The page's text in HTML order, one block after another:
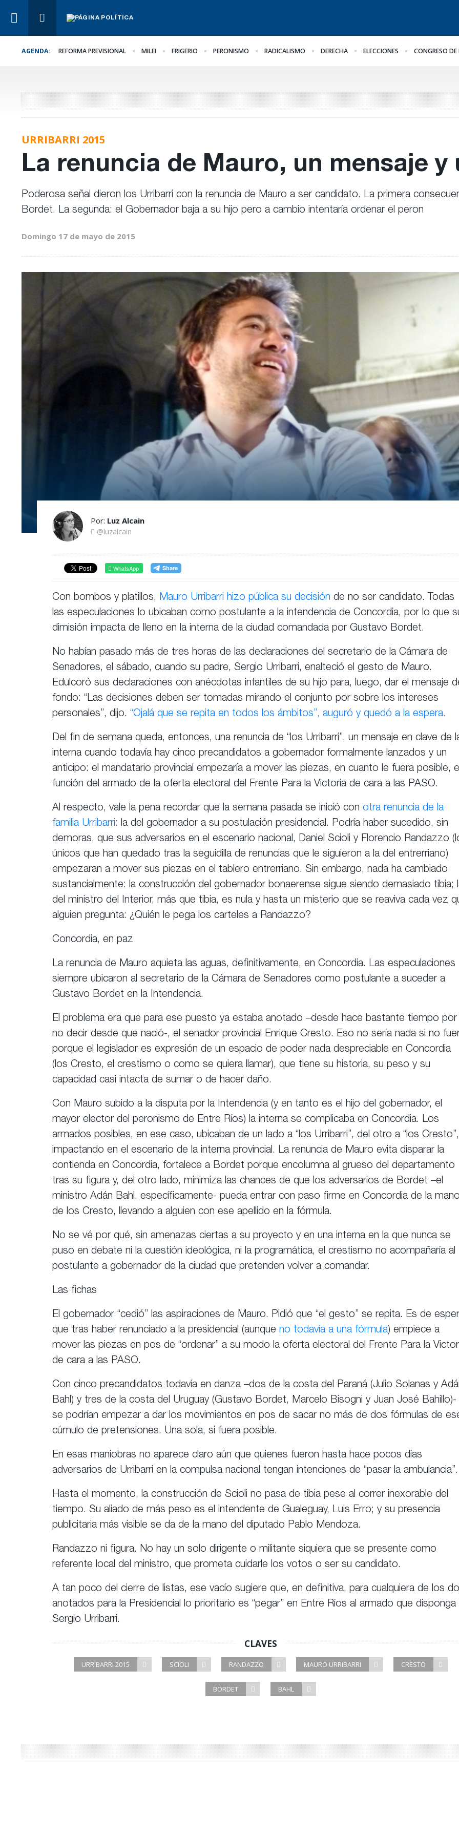
AGENDA: REFORMA PREVISIONAL MILEI FRIGERIO PERONISMO RADICALISMO DERECHA ELECCIONES CONGRESO
proteger la reforma
aunque sea lo más difícil
Poder Judicial?
al
URRIBARRI 2015
La renuncia de Mauro, un mensaje y
Poderosa señal dieron los Urribarri con la renuncia de Mauro a ser candidato. La primera
Bordet. La segunda: el Gobernador baja a su hijo pero a cambio intentaría ordenar el peron
Domingo 17 de mayo de 2015
Por: Luz Alcain
@luzalcain
WhatsApp
Con bombos y platillos, Mauro Urribarri hizo pública su decisión de no ser candidato. Todas
las especulaciones lo ubicaban como postulante a la intendencia de Concordia, por lo que
dimisión impacta de lleno en la interna de la ciudad comandada por Gustavo Bordet.
No habían pasado más de tres horas de las declaraciones del secretario de la Cámara de
Senadores, el sábado, cuando su padre, Sergio Urribarri, enalteció el gesto de Mauro.
Edulcoró sus declaraciones con anécdotas infantiles de su hijo para, luego, dar el mensaje
fondo: “Las decisiones deben ser tomadas mirando el conjunto por sobre los intereses
personales”, dijo. “Ojalá que se repita en todos los ámbitos”, auguró y quedó a la espera.
Del fin de semana queda, entonces, una renuncia de “los Urribarri”, un mensaje en clave de
interna cuando todavía hay cinco precandidatos a gobernador formalmente lanzados y un
anticipo: el mandatario provincial empezaría a mover las piezas, en cuanto le fuera posible,
función del armado de la oferta electoral del Frente Para la Victoria de cara a las PASO.
Al respecto, vale la pena recordar que la semana pasada se inició con otra renuncia de la
familia Urribarri: la del gobernador a su postulación presidencial. Podría haber sucedido, sin
demoras, que sus adversarios en el escenario nacional, Daniel Scioli y Florencio Randazzo
únicos que han quedado tras la seguidilla de renuncias que le siguieron a la del entrerriano)
empezaran a mover sus piezas en el tablero entrerriano. Sin embargo, nada ha cambiado
sustancialmente: la construcción del gobernador bonaerense sigue siendo demasiado tibia;
del ministro del Interior, más que tibia, es nula y hasta un misterio que se reaviva cada vez
alguien pregunta: ¿Quién le pega los carteles a Randazzo?
Concordia, en paz
La renuncia de Mauro aquieta las aguas, definitivamente, en Concordia. Las especulaciones
siempre ubicaron al secretario de la Cámara de Senadores como postulante a suceder a
Gustavo Bordet en la Intendencia.
El problema era que para ese puesto ya estaba anotado –desde hace bastante tiempo por
no decir desde que nació-, el senador provincial Enrique Cresto. Eso no sería nada si no
porque el legislador es expresión de un espacio de poder nada despreciable en Concordia
(los Cresto, el crestismo o como se quiera llamar), que tiene su historia, su peso y su
capacidad casi intacta de sumar o de hacer daño.
Con Mauro subido a la disputa por la Intendencia (y en tanto es el hijo del gobernador, el
mayor elector del peronismo de Entre Ríos) la interna se complicaba en Concordia. Los
armados posibles, en ese caso, ubicaban de un lado a “los Urribarri”, del otro a “los Cresto”,
impactando en el escenario de la interna provincial. La renuncia de Mauro evita disparar la
contienda en Concordia, fortalece a Bordet porque encolumna al grueso del departamento
tras su figura y, del otro lado, minimiza las chances de que los adversarios de Bordet –el
ministro Adán Bahl, específicamente- pueda entrar con paso firme en Concordia de la
de los Cresto, llevando a alguien con ese apellido en la fórmula.
No se vé por qué, sin amenazas ciertas a su proyecto y en una interna en la que nunca se
puso en debate ni la cuestión ideológica, ni la programática, el crestismo no acompañaría al
postulante a gobernador de la ciudad que pretenden volver a comandar.
Las fichas
El gobernador “cedió” las aspiraciones de Mauro. Pidió que “el gesto” se repita. Es de
que tras haber renunciado a la presidencial (aunque no todavía a una fórmula) empiece a
mover las piezas en pos de “ordenar” a su modo la oferta electoral del Frente Para la
de cara a las PASO.
Con cinco precandidatos todavía en danza –dos de la costa del Paraná (Julio Solanas y
Bahl) y tres de la costa del Uruguay (Gustavo Bordet, Marcelo Bisogni y Juan José Bahillo)-
se podrían empezar a dar los movimientos en pos de sacar no más de dos fórmulas de
cúmulo de pretensiones. Una sola, si fuera posible.
En esas maniobras no aparece claro aún que quienes fueron hasta hace pocos días
adversarios de Urribarri en la compulsa nacional tengan intenciones de “pasar la ambulancia”.
Hasta el momento, la construcción de Scioli no pasa de tibia pese al correr inexorable del
tiempo. Su aliado de más peso es el intendente de Gualeguay, Luis Erro; y su presencia
publicitaria más visible se da de la mano del diputado Pablo Mendoza.
Randazzo ni figura. No hay un solo dirigente o militante siquiera que se presente como
referente local del ministro, que prometa cuidarle los votos o ser su candidato.
A tan poco del cierre de listas, ese vacío sugiere que, en definitiva, para cualquiera de los
anotados para la Presidencial lo prioritario es “pegar” en Entre Ríos al armado que disponga
Sergio Urribarri.
CLAVES
URRIBARRI 2015 SCIOLI RANDAZZO MAURO URRIBARRI CRESTO
BORDET BAHL